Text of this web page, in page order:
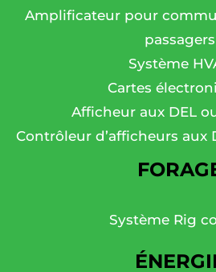
Amplificateur pour
passagers
Système
Cartes
Afficheur aux DEL
Contrôleur d’afficheurs aux
Système Rig